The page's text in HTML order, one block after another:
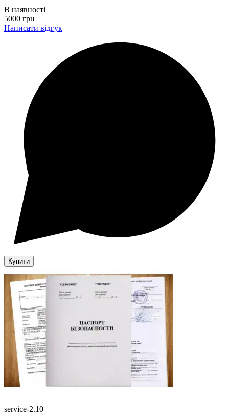
В наявності
5000 грн
Написати відгук
Купити
service-2.10